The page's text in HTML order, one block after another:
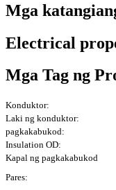
Mga
Electrical
Mga Tag ng
Konduktor:
Laki ng konduktor:
pagkakabukod:
Insulation OD:
Kapal ng pagkakabukod
Pares: